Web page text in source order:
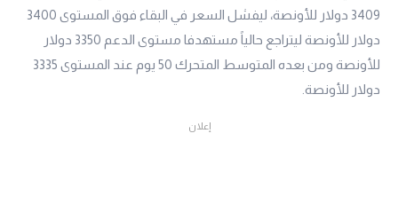
3409 دولار للأونصة، ليفشل السعر في البقاء فوق المستوى 3400
دولار للأونصة ليتراجع حالياً مستهدفا مستوى الدعم 3350 دولار
للأونصة ومن بعده المتوسط المتحرك 50 يوم عند المستوى 3335
دولار للأونصة.
إعلان